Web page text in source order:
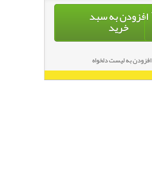
افزودن به سبد
خرید
افزودن به لیست دلخواه